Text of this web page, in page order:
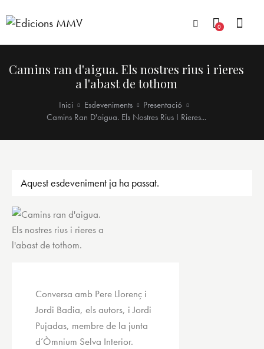
0
Camins ran d'aigua. Els nostres rius i rieres
a l'abast de tothom
Inici Esdeveniments
Presentació
Camins Ran D'aigua. Els Nostres Rius I Rieres...
Aquest esdeveniment ja ha passat.
Conversa amb Pere Llorenç i
Jordi Badia, els autors, i Jordi
Pujadas, membre de la junta
d’Òmnium Selva Interior.